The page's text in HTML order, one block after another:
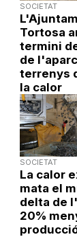
SOCIETAT
Tortosa
termini
de
terrenys
la calor
SOCIETAT
La calor
mata el
delta de
20%